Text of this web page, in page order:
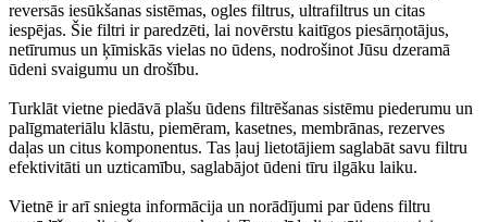
reversās iesūkšanas sistēmas, ogles filtrus, ultrafiltrus un citas
iespējas. Šie filtri ir paredzēti, lai novērstu kaitīgos piesārņotājus,
netīrumus un ķīmiskās vielas no ūdens, nodrošinot Jūsu dzeramā
ūdeni svaigumu un drošību.
Turklāt vietne piedāvā plašu ūdens filtrēšanas sistēmu piederumu un
palīgmateriālu klāstu, piemēram, kasetnes, membrānas, rezerves
daļas un citus komponentus. Tas ļauj lietotājiem saglabāt savu filtru
efektivitāti un uzticamību, saglabājot ūdeni tīru ilgāku laiku.
Vietnē ir arī sniegta informācija un norādījumi par ūdens filtru